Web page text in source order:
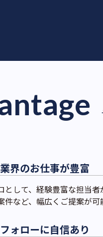
界のお仕事が豊富
として、経験豊富な担当
など、幅広くご提案が可
ォローに自信あり